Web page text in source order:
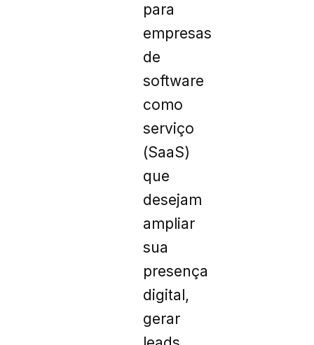
para
empresas
de
software
como
serviço
(SaaS)
que
desejam
ampliar
sua
presença
digital,
gerar